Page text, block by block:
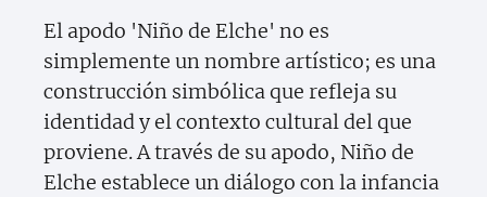
El apodo 'Niño de Elche' no es
simplemente un nombre artístico; es una
construcción simbólica que refleja su
identidad y el contexto cultural del que
proviene. A través de su apodo, Niño de
Elche establece un diálogo con la infancia